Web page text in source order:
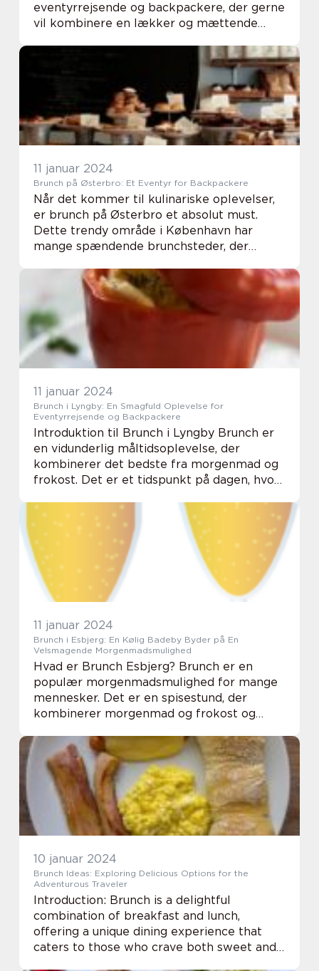
eventyrrejsende og backpackere, der gerne
vil kombinere en lækker og mættende
madpakning. I denne artikel vil vi uddybe,
11 januar 2024
Brunch på Østerbro: Et Eventyr for Backpackere
Når det kommer til kulinariske oplevelser,
er brunch på Østerbro et absolut must.
Dette trendy område i København har
mange spændende brunchsteder, der
morgenmadsmenu. Hvis du er interesseret i
at udforske brunchkulturen i ...
11 januar 2024
Brunch i Lyngby: En Smagfuld Oplevelse for
Eventyrrejsende og Backpackere
Introduktion til Brunch i Lyngby Brunch er
en vidunderlig måltidsoplevelse, der
kombinerer det bedste fra morgenmad og
frokost. Det er et tidspunkt på dagen, hvor
hygge sig med venner og familie, og lade
sig...
11 januar 2024
Brunch i Esbjerg: En Kølig Badeby Byder på En
Velsmagende Morgenmadsmulighed
Hvad er Brunch Esbjerg? Brunch er en
populær morgenmadsmulighed for mange
mennesker. Det er en spisestund, der
kombinerer morgenmad og frokost og
start på dagen. Esbjerg, en charmerende
badeby beliggende på V...
10 januar 2024
Brunch Ideas: Exploring Delicious Options for the
Adventurous Traveler
Introduction: Brunch is a delightful
combination of breakfast and lunch,
offering a unique dining experience that
caters to those who crave both sweet and